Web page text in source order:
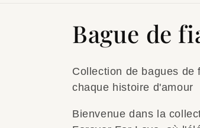
C
o
l
Bague de
Collection de bagues
chaque histoire d'amour
Bienvenue dans la